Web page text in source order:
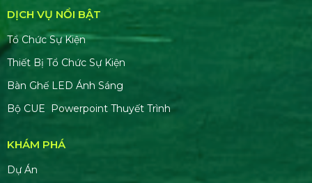
DỊCH VỤ NỔI BẬT
Tổ Chức Sự Kiện
Thiết Bị Tổ Chức Sự Kiện
Bàn Ghế LED Ánh Sáng
Bộ CUE Powerpoint Thuyết Trình
KHÁM PHÁ
Dự Án